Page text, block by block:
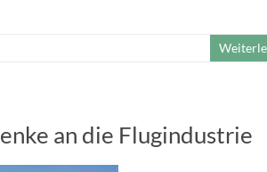
an die Flugindustrie